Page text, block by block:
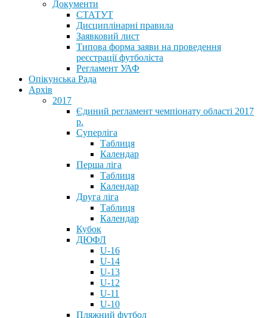
Документи
СТАТУТ
Дисциплінарні правила
Заявковий лист
Типова форма заяви на проведення
реєстрації футболіста
Регламент УАФ
Опікунська Рада
Архів
2017
Єдиний регламент чемпіонату області 2017
р.
Суперліга
Таблиця
Календар
Перша ліга
Таблиця
Календар
Друга ліга
Таблиця
Календар
Кубок
ДЮФЛ
U-16
U-14
U-13
U-12
U-11
U-10
Пляжний футбол